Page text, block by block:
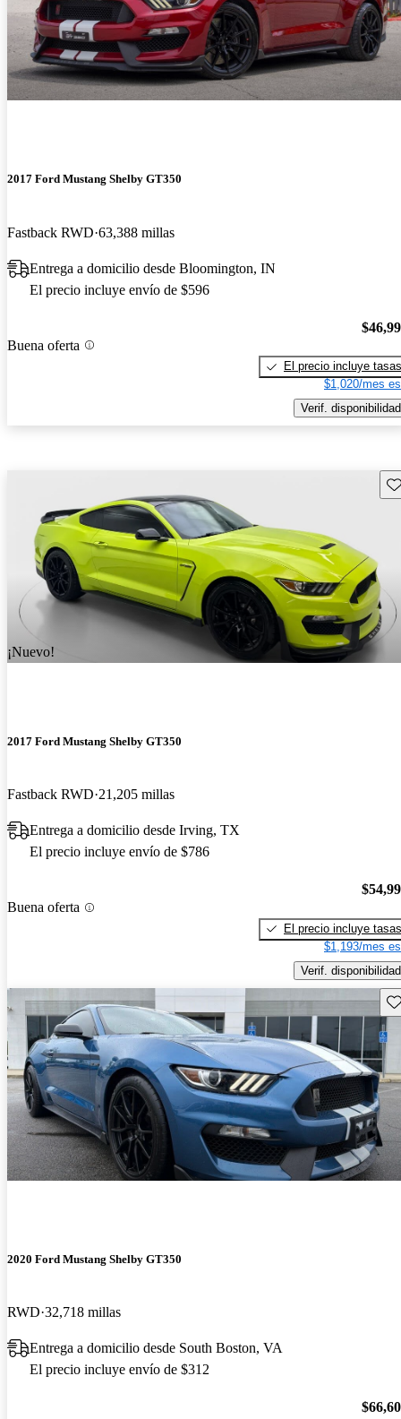
2017 Ford Mustang Shelby GT350
Fastback RWD 63,388 millas
Entrega a domicilio desde Bloomington, IN
El precio incluye envío de $596
Buena oferta
El precio incluye tasas
$1,020/mes
Verif. disponibilidad
¡Nuevo!
2017 Ford Mustang Shelby GT350
Fastback RWD 21,205 millas
Entrega a domicilio desde Irving, TX
El precio incluye envío de $786
Buena oferta
El precio incluye tasas
$1,193/mes
Verif. disponibilidad
2020 Ford Mustang Shelby GT350
RWD 32,718 millas
Entrega a domicilio desde South Boston, VA
El precio incluye envío de $312